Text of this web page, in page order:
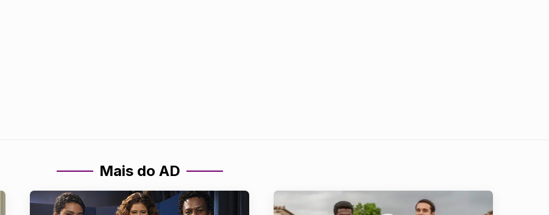
Mais do AD